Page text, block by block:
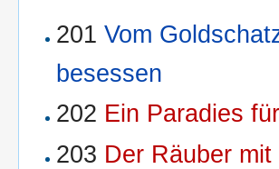
201Vom
besessen
202 Ein Paradies
203 Der Räuber mit